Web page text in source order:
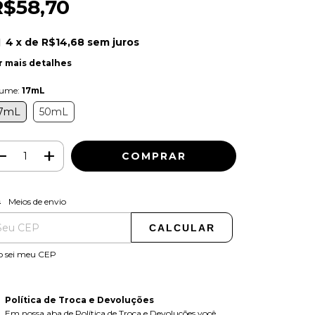
4 x de R$14,68 sem juros
mais detalhes
17mL
50mL
para o CEP:
Meios de envio
CALCULAR
sei meu CEP
Política de Troca e Devoluções